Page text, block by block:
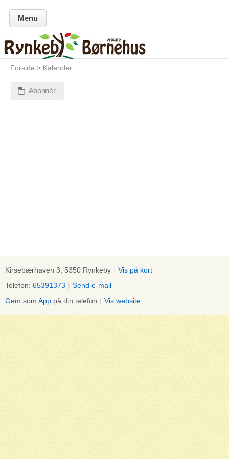
Menu
Forside > Kalender
Abonnér
Kirsebærhaven 3, 5350 Rynkeby | Vis på kort
Telefon: 65391373 | Send e-mail
Gem som App på din telefon | Vis website